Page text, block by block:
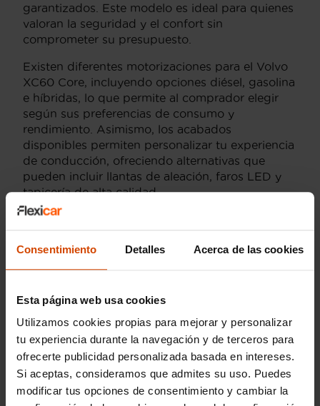
Consentimiento Detalles Acerca de las cookies
Esta página web usa cookies
Utilizamos cookies propias para mejorar y personalizar
tu experiencia durante la navegación y de terceros para
ofrecerte publicidad personalizada basada en intereses.
Si aceptas, consideramos que admites su uso. Puedes
modificar tus opciones de consentimiento y cambiar la
garantizados. Este modelo es ideal para quienes
valoran la seguridad y el confort sin
comprometer su presupuesto.
Existen diferentes motorizaciones para el Volvo
XC60 Core, incluyendo opciones diésel, gasolina
e híbridas, lo que permite al comprador elegir
según sus preferencias de consumo y
rendimiento. Asimismo, los acabados
disponibles permiten personalizar tu experiencia
de conducción, ofreciendo alternativas que
pueden incluir llantas de aleación, faros LED y
tapicería de alta calidad.
En Flexicar nos aseguramos de que cada
vehículo cumpla con los estándares más altos
mediante una revisión exhaustiva. Te invitamos a
explorar nuestra oferta de
mejor se adapta a tus necesidades con la
posventa.
Precios del Volvo XC60
Core de segunda mano